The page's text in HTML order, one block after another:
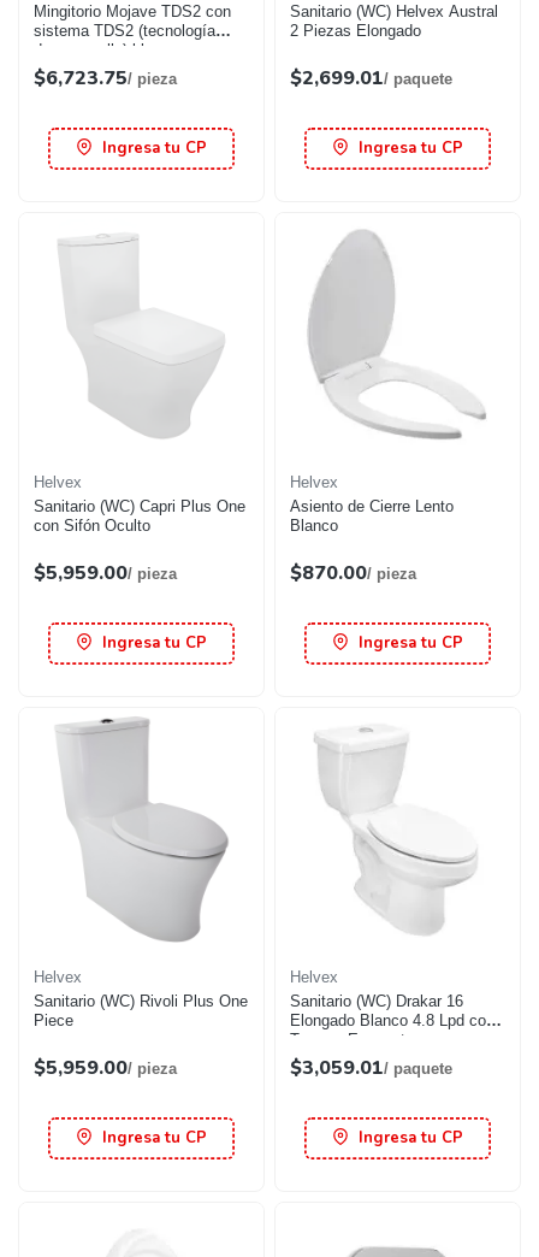
Mingitorio Mojave TDS2 con
sistema TDS2 (tecnología
drena y sella) blanco
$6,723.75/ pieza
Ingresa tu CP
Sanitario (WC) Helvex Austral
2 Piezas Elongado
$2,699.01/ paquete
Ingresa tu CP
Helvex
Sanitario (WC) Capri Plus One
con Sifón Oculto
$5,959.00/ pieza
Ingresa tu CP
Helvex
Asiento de Cierre Lento
Blanco
$870.00/ pieza
Ingresa tu CP
Helvex
Sanitario (WC) Rivoli Plus One
Piece
$5,959.00/ pieza
Ingresa tu CP
Helvex
Sanitario (WC) Drakar 16
Elongado Blanco 4.8 Lpd con
Trampa Expuesta
$3,059.01/ paquete
Ingresa tu CP